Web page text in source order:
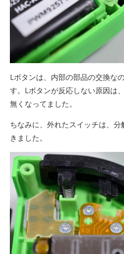
Lボタンは、内部の部品の交換な
す。Lボタンが反応しない原因は
無くなってました。
ちなみに、外れたスイッチは、
きました。